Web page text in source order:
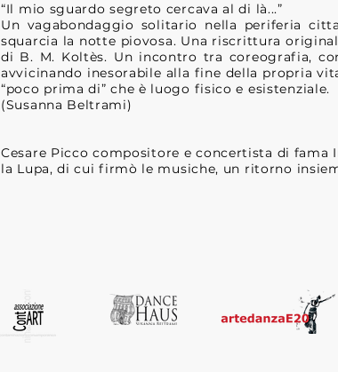
“Il mio sguardo segreto cercava al di là...”
Un vagabondaggio solitario nella periferia
squarcia la notte piovosa. Una riscrittura
di B. M. Koltès. Un incontro tra coreografia,
avvicinando inesorabile alla fine della propria
“poco prima di” che è luogo fisico e esistenziale.
(Susanna Beltrami)
Cesare Picco compositore e concertista di fama
la Lupa, di cui firmò le musiche, un ritorno